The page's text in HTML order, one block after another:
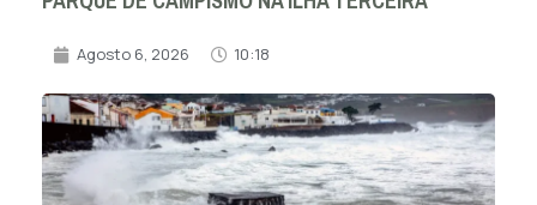
Agosto 6, 2026 10:18